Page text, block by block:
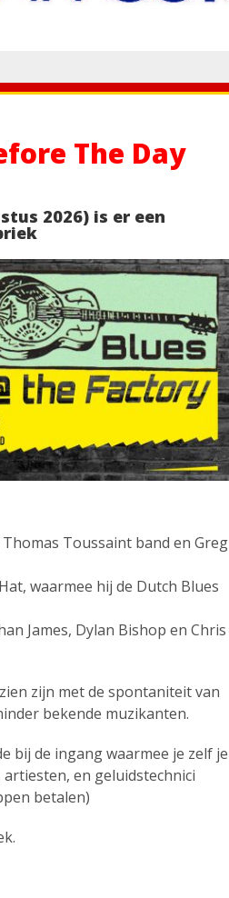
The Day
2026) is er een
Toussaint band en Greg
waarmee hij de Dutch Blues
James, Dylan Bishop en Chris
zijn met de spontaniteit van
bekende muzikanten.
bij de ingang waarmee je zelf je
en geluidstechnici
betalen)